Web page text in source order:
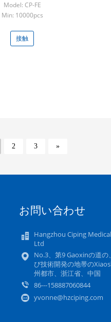
Model: CP-FE
Min: 10000pcs
接触
2 3 »
お問い合わせ
Hangzhou Ciping
Ltd
No.3、第9 Gaoxinの道の
び技術開発の地帯の
州都市、浙江省、中国
86---158887060844
yvonne@hzciping.com